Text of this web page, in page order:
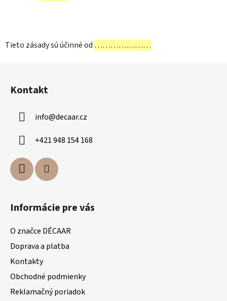
Tieto zásady sú účinné od …………………
Kontakt
info@decaar.cz
+421 948 154 168
Informácie pre vás
O značce DÉCAAR
Doprava a platba
Kontakty
Obchodné podmienky
Reklamačný poriadok